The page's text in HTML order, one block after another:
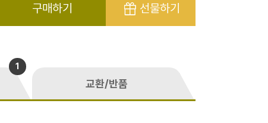
구매하기 선물하기
1
교환/반품